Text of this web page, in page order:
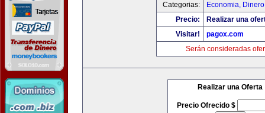
Categorias:
Economia,
Precio:
Realizar una
Visitar!
pagox.com
Serán consideradas
Realizar una Oferta
Precio Ofrecido $